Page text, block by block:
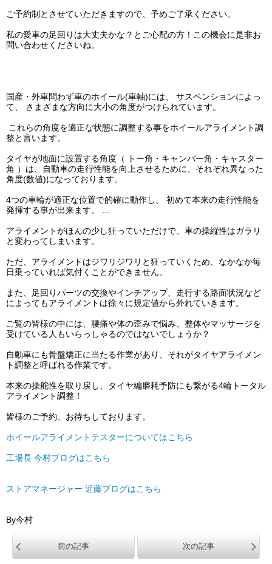
ご予約制とさせていただきますので、予めご了承ください。
私の愛車の足回りは大丈夫かな？とご心配の方！この機会に是非お
問い合わせくださいね。
国産・外車問わず車のホイール(車軸)には、 サスペンションによっ
て、 さまざまな方向に大小の角度がつけられています。
これらの角度を適正な状態に調整する事をホイールアライメント調
整と言います。
タイヤが地面に設置する角度（ トー角・キャンバー角・キャスター
角 ）は、自動車の走行性能を向上させるために、それぞれ異なった
角度(数値)になっております。
4つの車輪が適正な位置で的確に動作し、 初めて本来の走行性能を
発揮する事が出来ます。 ...
アライメントがほんの少し狂っていただけで、車の操縦性はガラリ
と変わってしまいます。
ただ、アライメントはジワリジワリと狂っていくため、なかなか毎
日乗っていれば気付くことができません。
また、足回りパーツの交換やインチアップ、走行する路面状況など
によってもアライメントは徐々に規定値から外れていきます。
ご覧の皆様の中には、腰痛や体の歪みで悩み、整体やマッサージを
受けている人もいらっしゃるのではないでしょうか？
自動車にも骨盤矯正に当たる作業があり、それがタイヤアライメン
ト調整と呼ばれる作業です。
本来の操舵性を取り戻し、タイヤ編磨耗予防にも繋がる4輪トータル
アライメント調整！
皆様のご予約、お待ちしております。
ホイールアライメントテスターについてはこちら
工場長 今村ブログはこちら
ストアマネージャー 近藤ブログはこちら
By今村
前の記事 次の記事